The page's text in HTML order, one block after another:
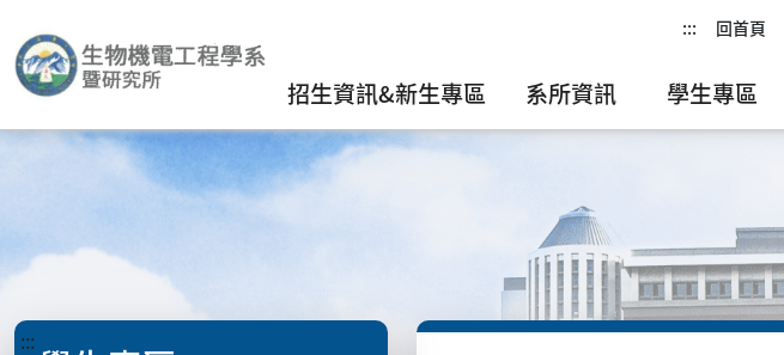
::: 回首頁
招生資訊&新生專區 系所資訊 學生專區
:::